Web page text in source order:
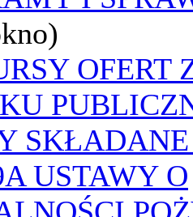
OFERT
USTAWY O